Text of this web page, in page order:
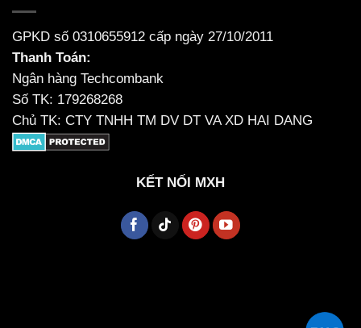
GPKD số 0310655912 cấp ngày 27/10/2011
Thanh Toán:
Ngân hàng Techcombank
Số TK: 179268268
Chủ TK: CTY TNHH TM DV DT VA XD HAI DANG
KẾT NỐI MXH